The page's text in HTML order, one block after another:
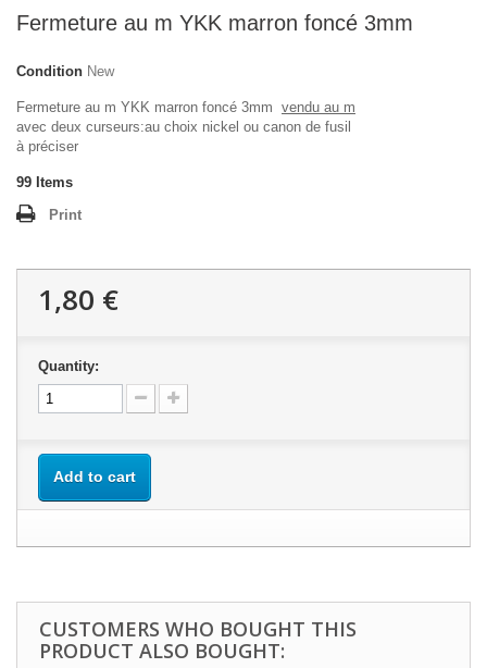
Fermeture au m YKK marron foncé 3mm
Condition New
Fermeture au m YKK marron foncé 3mm vendu au m
avec deux curseurs:au choix nickel ou canon de fusil
à préciser
99 Items
Print
1,80 €
Quantity:
Add to cart
CUSTOMERS WHO BOUGHT THIS
PRODUCT ALSO BOUGHT: